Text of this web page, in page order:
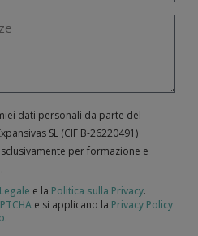
dati personali da parte del
SL (CIF B-­26220491)
per formazione e
e la Politica sulla Privacy.
e si applicano la Privacy Policy
.